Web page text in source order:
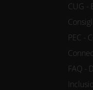
CUG -
PEC -
FAQ -